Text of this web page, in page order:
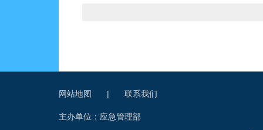
网站地图 | 联系我们
主办单位：应急管理部